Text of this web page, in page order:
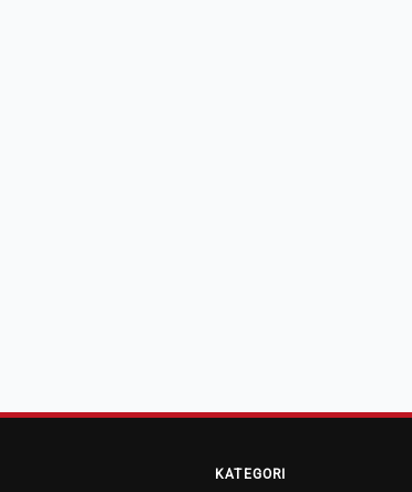
KATEGORI